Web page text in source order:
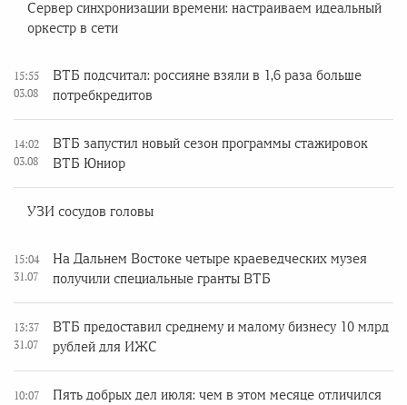
Сервер синхронизации времени: настраиваем идеальный
оркестр в сети
15:55
03.08
ВТБ подсчитал: россияне взяли в 1,6 раза больше
потребкредитов
14:02
03.08
ВТБ запустил новый сезон программы стажировок
ВТБ Юниор
УЗИ сосудов головы
15:04
31.07
На Дальнем Востоке четыре краеведческих музея
получили специальные гранты ВТБ
13:37
31.07
ВТБ предоставил среднему и малому бизнесу 10 млрд
рублей для ИЖС
10:07
Пять добрых дел июля: чем в этом месяце отличился